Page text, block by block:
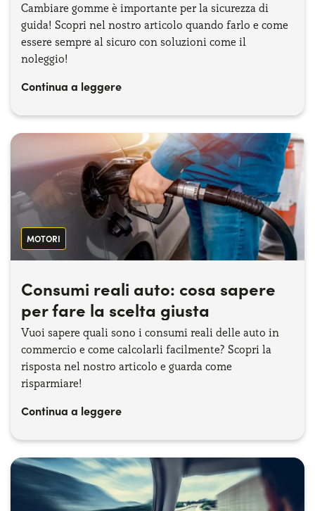
Cambiare gomme è importante per la sicurezza di
guida! Scopri nel nostro articolo quando farlo e come
essere sempre al sicuro con soluzioni come il
noleggio!
Continua a leggere
MOTORI
Consumi reali auto: cosa sapere
per fare la scelta giusta
Vuoi sapere quali sono i consumi reali delle auto in
commercio e come calcolarli facilmente? Scopri la
risposta nel nostro articolo e guarda come
risparmiare!
Continua a leggere